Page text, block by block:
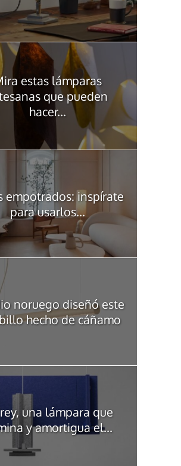
estas lámparas
que pueden
hacer...
empotrados: inspírate
para usarlos...
noruego diseñó este
hecho de cáñamo
una lámpara que
y amortigua el...